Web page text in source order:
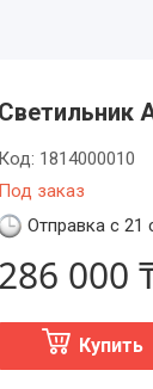
Светильник
Под заказ
Код: 1814000010
Отправка с 21
286 000
Купить